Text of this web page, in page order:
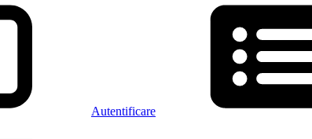
Autentificare